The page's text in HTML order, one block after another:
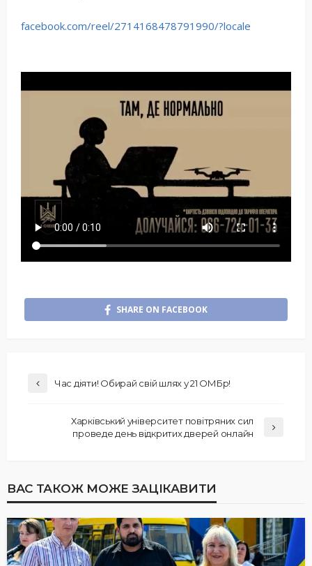
facebook.com/reel/2714168478791990/?locale
SHARE ON FACEBOOK
Час діяти! Обирай свій шлях у 21 ОМБр!
Харківський університет повітряних сил
проведе день відкритих дверей онлайн
ВАС ТАКОЖ МОЖЕ ЗАЦІКАВИТИ